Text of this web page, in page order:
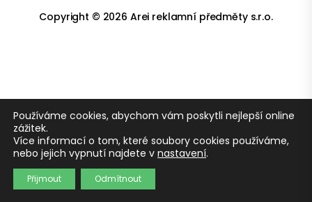
Copyright © 2026 Arei reklamní předměty s.r.o.
Používáme cookies, abychom vám poskytli nejlepší online
zážitek.
Více informací o tom, které soubory cookies používáme,
nebo jejich vypnutí najdete v nastavení.
Přijmout Odmítnout